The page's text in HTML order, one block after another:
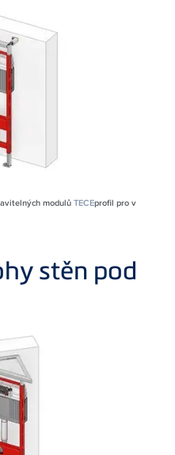
modulůTECEprofil pro v
stěn pod